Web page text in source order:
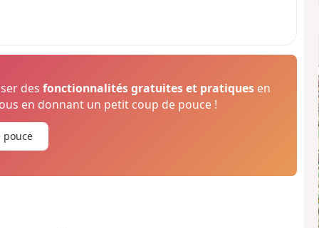
desfonctionnalités gratuites et pratiques en
en donnant un petit coup de pouce !
pouce